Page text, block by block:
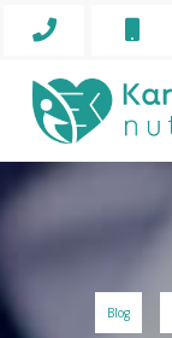
Phone
Blog